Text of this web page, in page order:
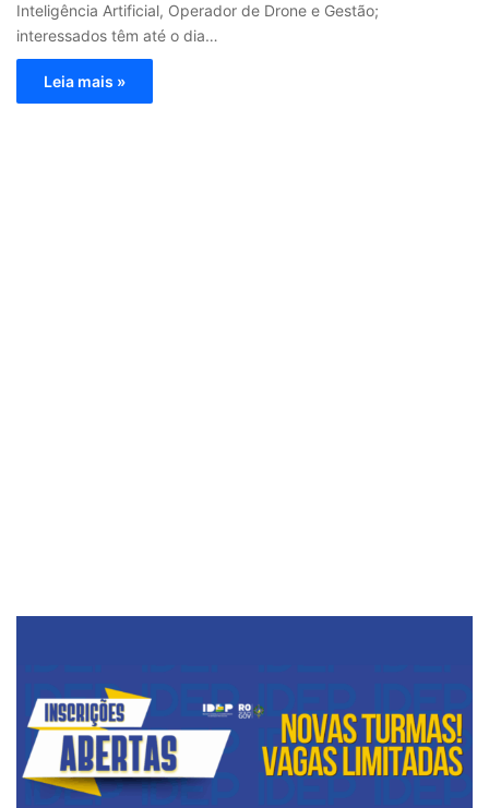
Inteligência Artificial, Operador de Drone e Gestão;
interessados têm até o dia…
Leia mais »